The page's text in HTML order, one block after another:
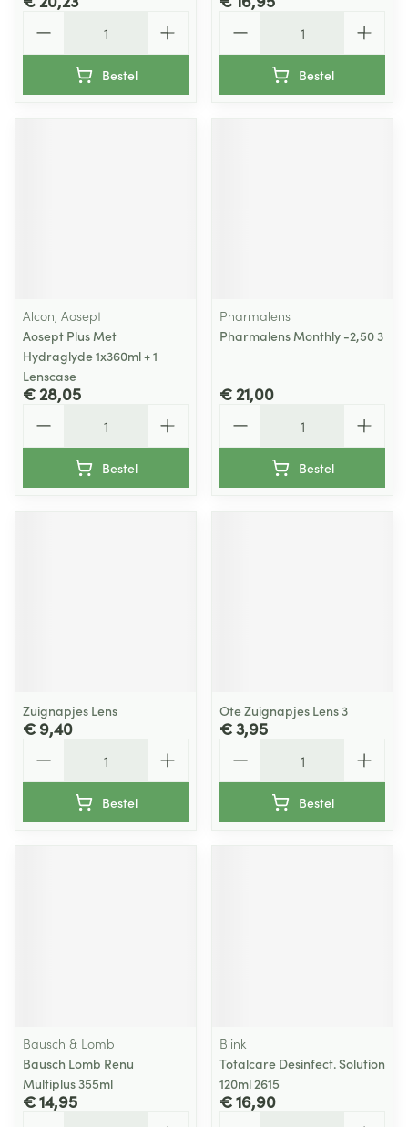
Bestel Bestel
Alcon, Aosept
Aosept Plus Met
Hydraglyde 1x360ml + 1
Lenscase
€ 28,05
Bestel
Pharmalens
Pharmalens Monthly -2,50 3
€ 21,00
Bestel
Zuignapjes Lens
€ 9,40
Bestel
Ote Zuignapjes Lens 3
€ 3,95
Bestel
Bausch & Lomb
Bausch Lomb Renu
Multiplus 355ml
€ 14,95
Blink
Totalcare Desinfect. Solution
120ml 2615
€ 16,90